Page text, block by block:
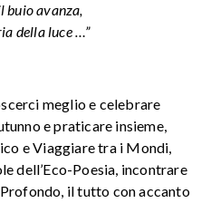
buio avanza,
della luce …”
meglio e celebrare
e praticare insieme,
e Viaggiare tra i Mondi,
dell’Eco-Poesia, incontrare
il tutto con accanto